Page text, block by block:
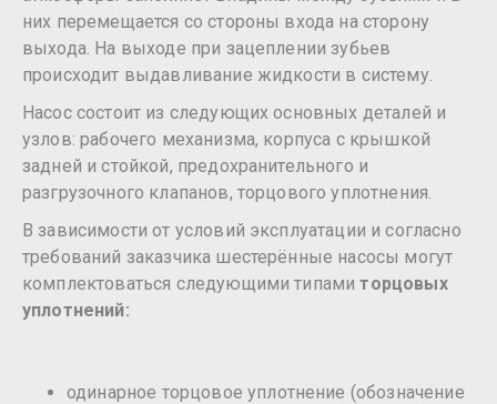
них перемещается со стороны входа на сторону
выхода. На выходе при зацеплении зубьев
происходит выдавливание жидкости в систему.
Насос состоит из следующих основных деталей и
узлов: рабочего механизма, корпуса с крышкой
задней и стойкой, предохранительного и
разгрузочного клапанов, торцового уплотнения.
В зависимости от условий эксплуатации и согласно
требований заказчика шестерённые насосы могут
комплектоваться следующими типамиторцовых
уплотнений:
одинарное торцовое уплотнение (обозначение